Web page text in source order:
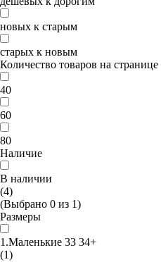
новых к старым
старых к новым
Количество товаров на странице
40
60
80
Наличие
В наличии
(4)
(Выбрано 0 из 1)
Размеры
1.Маленькие 33 34+
(1)